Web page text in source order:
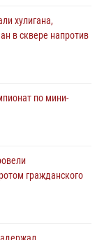
хулигана,
в сквере напротив
по мини-
гражданского